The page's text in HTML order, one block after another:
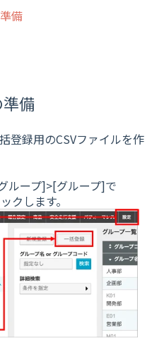
備
備
登録用のCSVファイルを作
ループ]>[グループ]で
クします。